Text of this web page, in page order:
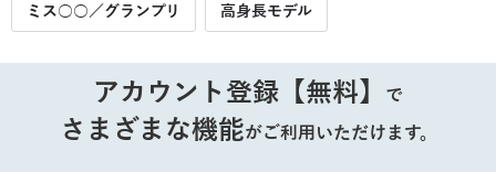
ミス○○／グランプリ 高身長モデル
アカウント登録【無料】 で
さまざまな機能がご利用いただけます。